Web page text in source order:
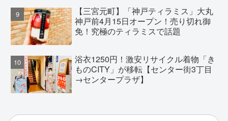
【三宮元町】「神戸ティラミス」大丸
神戸前4月15日オープン！売り切れ御
免！究極のティラミスで話題
浴衣1250円！激安リサイクル着物「き
ものCITY」が移転【センター街3丁目
→センタープラザ】